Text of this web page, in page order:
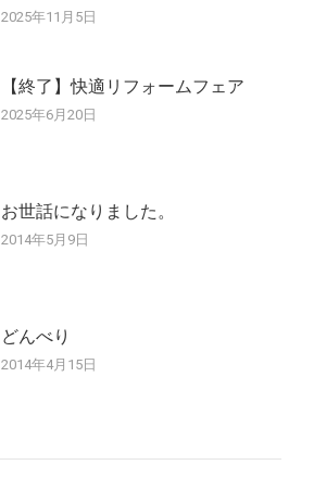
2025年11月5日
【終了】快適リフォームフェア
2025年6月20日
お世話になりました。
2014年5月9日
どんべり
2014年4月15日